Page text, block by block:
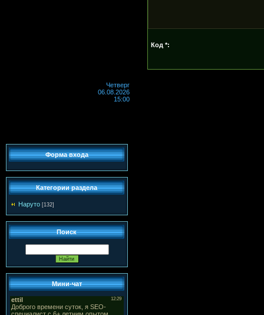
Код *:
Четверг
06.08.2026
15:00
Форма входа
Категории раздела
Наруто [132]
Поиск
Мини-чат